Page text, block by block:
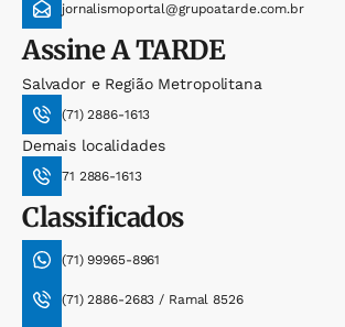
jornalismoportal@grupoatarde.com.br
AssineA TARDE
Salvador e Região Metropolitana
(71) 2886-1613
Demais localidades
71 2886-1613
Classificados
(71) 99965-8961
(71) 2886-2683 / Ramal 8526